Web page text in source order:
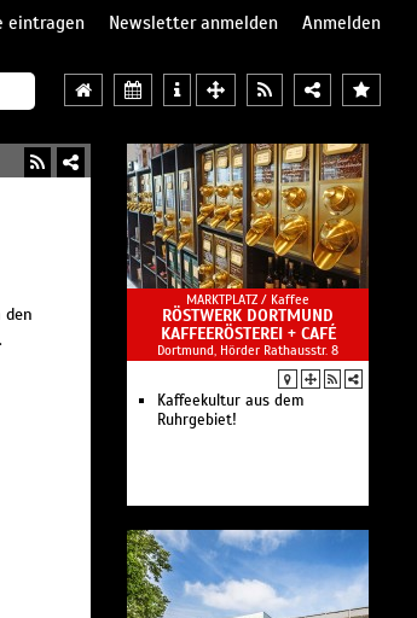
eintragen Newsletter anmelden
Anmelden
den
MARKTPLATZ / Kaffee
RÖSTWERK DORTMUND
KAFFEERÖSTEREI + CAFÉ
Dortmund, Hörder Rathausstr. 8
Kaffeekultur aus dem
Ruhrgebiet!